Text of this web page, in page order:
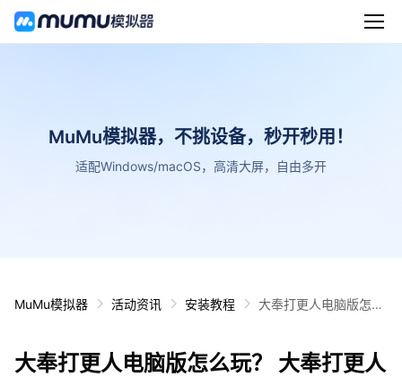
MuMu模拟器，不挑设备，秒开秒用！
适配Windows/macOS，高清大屏，自由多开
MuMu模拟器 活动资讯 安装教程
大奉打更人电脑版怎么
后台挂机 按键设置教程
大奉打更人电脑版怎么玩？ 大奉打更人